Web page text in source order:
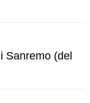
Sanremo (del